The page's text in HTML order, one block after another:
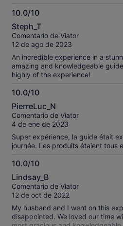
10.0/10
10.0
sobre
10
Steph_T
Comentario de Viator
12 de ago de 2023
An incredible experience in a
amazing and knowledgeable
highly of the experience!
10.0/10
10.0
sobre
10
PierreLuc_N
Comentario de Viator
4 de ene de 2023
Super expérience, la guide était
journée. Les produits étaient tous
10.0/10
10.0
sobre
10
Lindsay_B
Comentario de Viator
12 de oct de 2022
My husband and I went on this
disappointed. We loved our time